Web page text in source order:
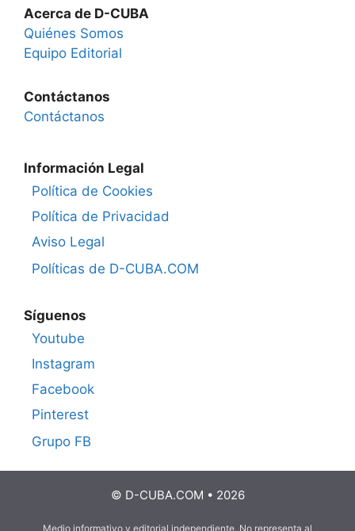
Acerca de D-CUBA
Quiénes Somos
Equipo Editorial
Contáctanos
Contáctanos
Información Legal
Política de Cookies
Política de Privacidad
Aviso Legal
Políticas de D-CUBA.COM
Síguenos
Youtube
Instagram
Facebook
Pinterest
Grupo FB
© D-CUBA.COM • 2026
Medio informativo y editorial independiente. No representa al